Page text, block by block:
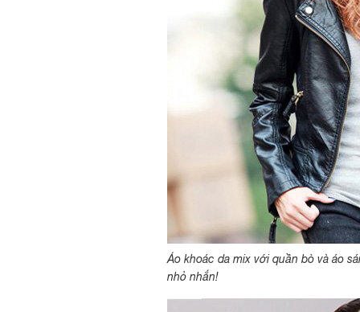
Áo khoác da mix với quần bò và áo
nhỏ nhắn!